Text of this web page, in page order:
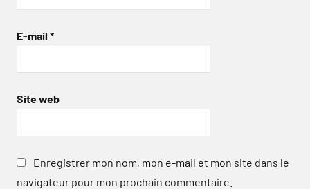
E-mail *
Site web
Enregistrer mon nom, mon e-mail et mon site dans le
navigateur pour mon prochain commentaire.